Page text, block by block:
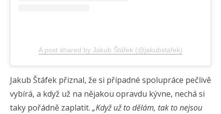
A post shared by Jakub Štáfek (@jakubstafek)
Jakub Štáfek přiznal, že si případné spolupráce pečlivě
vybírá, a když už na nějakou opravdu kývne, nechá si
taky pořádně zaplatit. „Když už to dělám, tak to nejsou